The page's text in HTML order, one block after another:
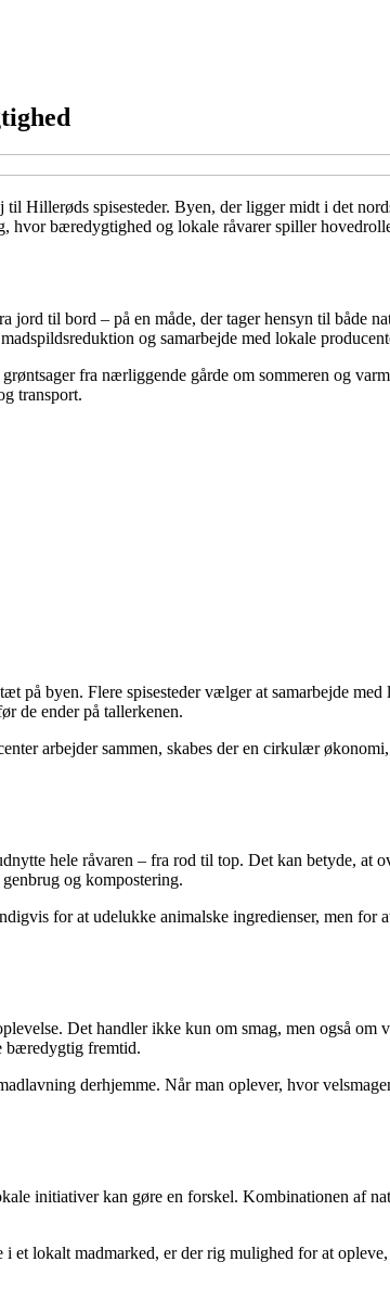
Hillerøds spisesteder. Byen, der ligger midt i det
hvor bæredygtighed og lokale råvarer spiller
til bord – på en måde, der tager hensyn til både
og samarbejde med lokale
fra nærliggende gårde om sommeren og
transport.
byen. Flere spisesteder vælger at samarbejde
de ender på tallerkenen.
arbejder sammen, skabes der en cirkulær
hele råvaren – fra rod til top. Det kan betyde, at
og kompostering.
for at udelukke animalske ingredienser, men for
Det handler ikke kun om smag, men også
bæredygtig fremtid.
derhjemme. Når man oplever, hvor
initiativer kan gøre en forskel. Kombinationen af
lokalt madmarked, er der rig mulighed for at